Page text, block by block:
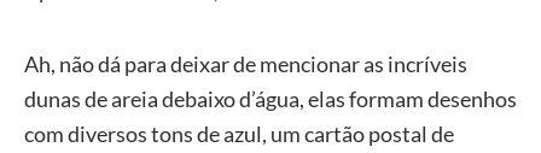
Ah, não dá para deixar de mencionar as incríveis
dunas de areia debaixo d’água, elas formam desenhos
com diversos tons de azul, um cartão postal de